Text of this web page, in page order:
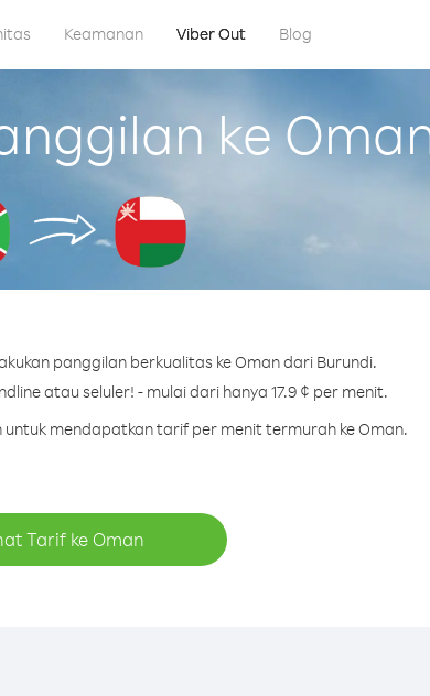
Keamanan Viber Out Blog
ke
panggilan berkualitas ke Oman dari Burundi.
atau seluler! - mulai dari hanya 17.9 ¢ per menit.
mendapatkan tarif per menit termurah ke Oman.
Tarif ke Oman